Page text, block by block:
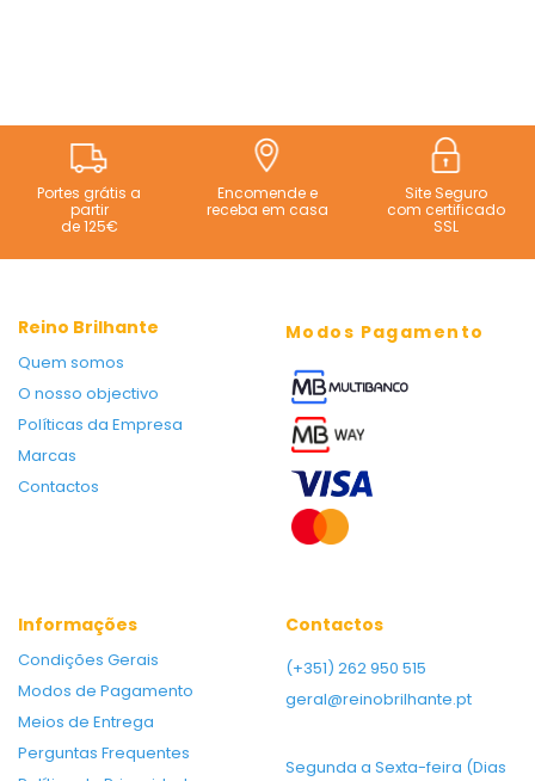
Portes grátis a
partir
de 125€
Encomende e
receba em casa
Site Seguro
com certificado
SSL
Reino Brilhante
Quem somos
O nosso objectivo
Políticas da Empresa
Marcas
Contactos
Modos Pagamento
Informações
Condições Gerais
Modos de Pagamento
Meios de Entrega
Perguntas Frequentes
Contactos
(+351) 262 950 515
geral@reinobrilhante.pt
Segunda a Sexta-feira (Dias